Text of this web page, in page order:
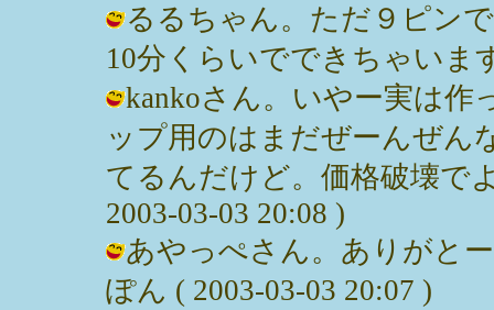
るるちゃん。ただ９ピン
10分くらいでできちゃいま
kankoさん。いやー実は作
ップ用のはまだぜーんぜん
てるんだけど。価格破壊で
2003-03-03 20:08 )
あやっぺさん。ありがと
ぽん ( 2003-03-03 20:07 )